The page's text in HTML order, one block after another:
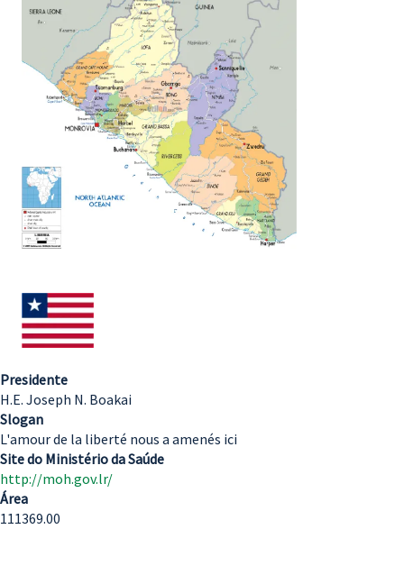
Presidente
H.E. Joseph N. Boakai
Slogan
L'amour de la liberté nous a amenés ici
Site do Ministério da Saúde
http://moh.gov.lr/
Área
111369.00